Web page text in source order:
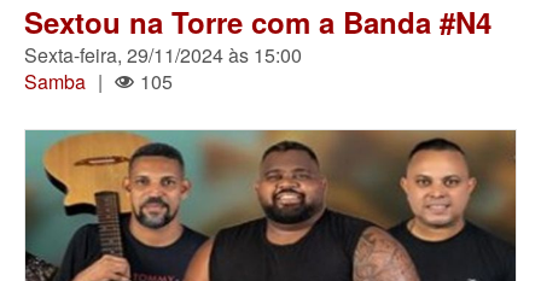
Sextou na Torre com a Banda #N4
Sexta-feira, 29/11/2024 às 15:00
Samba | 105